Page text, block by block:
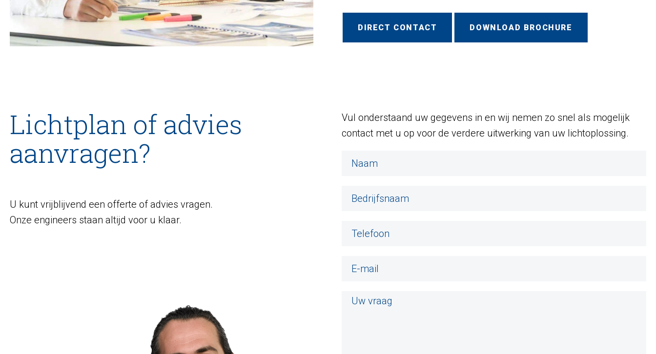
DIRECT CONTACT DOWNLOAD BROCHURE
Lichtplan of advies
aanvragen?
U kunt vrijblijvend een offerte of advies vragen.
Onze engineers staan altijd voor u klaar.
Vul onderstaand uw gegevens in en wij nemen zo snel als mogelijk
contact met u op voor de verdere uitwerking van uw lichtoplossing.